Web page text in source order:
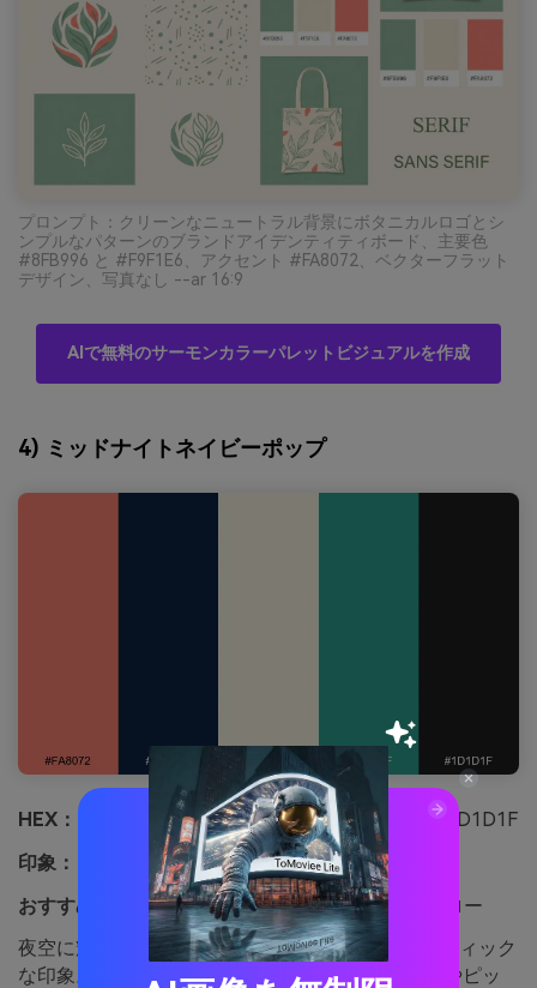
プロンプト：クリーンなニュートラル背景にボタニカルロゴとシ
ンプルなパターンのブランドアイデンティティボード、主要色
#8FB996 と #F9F1E6、アクセント #FA8072、ベクターフラット
デザイン、写真なし --ar 16:9
AIで無料のサーモンカラーパレットビジュアルを作成
4) ミッドナイトネイビーポップ
HEX：
#FA8072 #0A2342 #F4F1DE #2A9D8F #1D1D1F
印象：
ボールド、モダン、高コントラスト
おすすめ用途：テック系ランディングページヒーロー
夜空に輝くネオンサインのような、大胆でシネマティック
な印象。サーモンカラーの組合せはテック系のLPやピッ